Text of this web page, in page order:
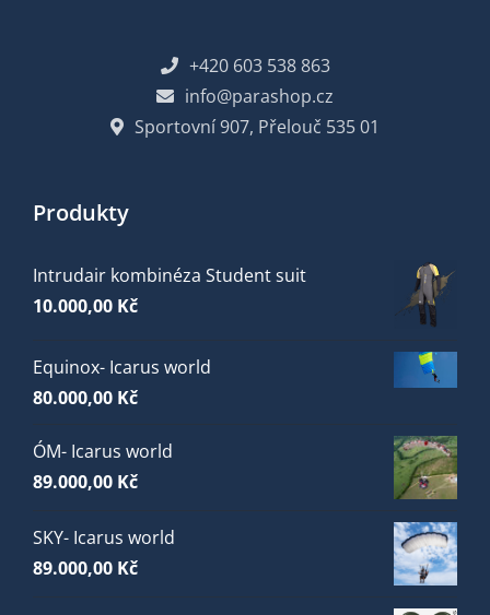
+420 603 538 863
info@parashop.cz
Sportovní 907, Přelouč 535 01
Produkty
Intrudair kombinéza Student suit
10.000,00 Kč
Equinox- Icarus world
80.000,00 Kč
ÓM- Icarus world
89.000,00 Kč
SKY- Icarus world
89.000,00 Kč